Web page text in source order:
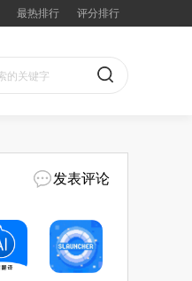
最热排行 评分排行
发表评论